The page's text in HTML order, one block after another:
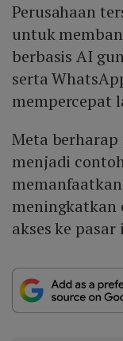
Perusahaan
untuk
berbasis AI
serta
mempercepat
Meta
menjadi
meningkatkan
akses ke